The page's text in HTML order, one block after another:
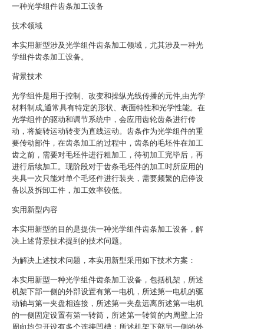
一种光学组件齿条加工设备
技术领域
本实用新型涉及光学组件齿条加工领域，尤其涉及一种光
学组件齿条加工设备。
背景技术
光学组件是用于控制、改变和操纵光线传播的元件,由光学
材料制成,通常具有特定的形状、表面特性和光学性能。在
光学组件的驱动和调节系统中，会应用齿轮齿条进行传
动，将旋转运动转变为直线运动。齿条作为光学组件的重
要传动部件，在齿条加工的过程中，齿条的毛坯件在加工
齿之前，需要对毛坯件进行粗加工，待初加工完毕后，再
进行后续加工。现阶段对于齿条毛坯件的加工时所应用的
夹具一次只能对单个毛坯件进行装夹，需要频繁的启停设
备以及拆卸工件，加工效率较低。
实用新型内容
本实用新型的目的是提供一种光学组件齿条加工设备，解
决上述背景技术提到的技术问题。
为解决上述技术问题，本实用新型采用如下技术方案：
本实用新型一种光学组件齿条加工设备，包括机架，所述
机架下部一侧的外部设置有第一电机，所述第一电机的驱
动轴与第一夹盘相连接，所述第一夹盘远离所述第一电机
的一侧固定设置有第一转筒，所述第一转筒的内周壁上沿
周向均匀开设有多个连接凹槽；所述机架下部另一侧的外